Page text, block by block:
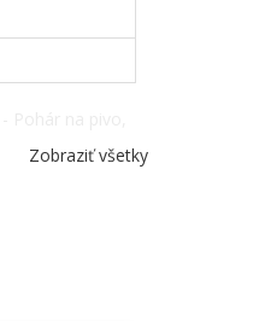
Zobraziť všetky